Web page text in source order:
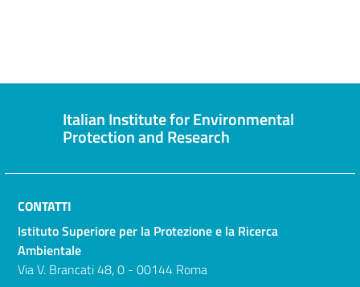
Italian Institute for Environmental
Protection and Research
CONTATTI
Istituto Superiore per la Protezione e la Ricerca
Ambientale
Via V. Brancati 48, 0 - 00144 Roma